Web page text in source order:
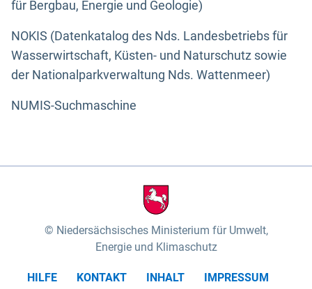
für Bergbau, Energie und Geologie)
NOKIS (Datenkatalog des Nds. Landesbetriebs für
Wasserwirtschaft, Küsten- und Naturschutz sowie
der Nationalparkverwaltung Nds. Wattenmeer)
NUMIS-Suchmaschine
Niedersächsisches Ministerium für Umwelt,
Energie und Klimaschutz
HILFE KONTAKT INHALT
IMPRESSUM